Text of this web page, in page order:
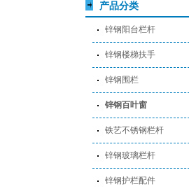
产品分类
锌钢阳台栏杆
锌钢楼梯扶手
锌钢围栏
锌钢百叶窗
铁艺不锈钢栏杆
锌钢玻璃栏杆
锌钢护栏配件